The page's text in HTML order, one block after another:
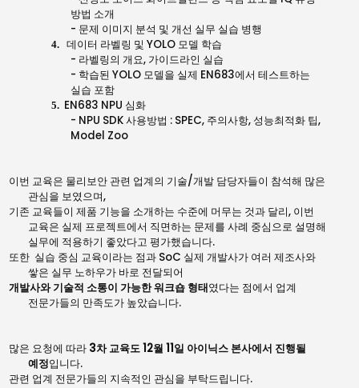
방법 소개
- 문제 이미지 분석 및 개선 실무 실습 병행
4. 데이터 라벨링 및 YOLO 모델 학습
- 라벨링의 개요, 가이드라인 실습
- 학습된 YOLO 모델을 실제 EN683에서 테스트하는
실습 포함
5. EN683 NPU 심화
- NPU SDK사용방법 : SPEC, 주의사항, 성능최적화 팁,
Model Zoo
이번 교육은 물리보안 관련 업계의 기술/개발 담당자들이 참석해 많은
관심을 보였으며,
기존 교육들이 제품 기능을 소개하는 수준에 머무는 것과 달리, 이번
교육은 실제 프로젝트에서 직면하는 문제를 사례 중심으로 설명해
실무에 적용하기 좋았다고 평가했습니다.
또한 실습 중심 교육이라는 점과 SoC 실제 개발사가 여러 제조사와
쌓은 실무 노하우가 바로 전달되어
개발사와 기술적 소통이 가능한 워크숍 형태였다는 점에서 업계
전문가들의 만족도가 높았습니다.
많은 요청에 따라 3차 교육도 12월 11일 아이닉스 본사에서 진행될
예정입니다.
관련 업계 전문가들의 지속적인 관심을 부탁드립니다.